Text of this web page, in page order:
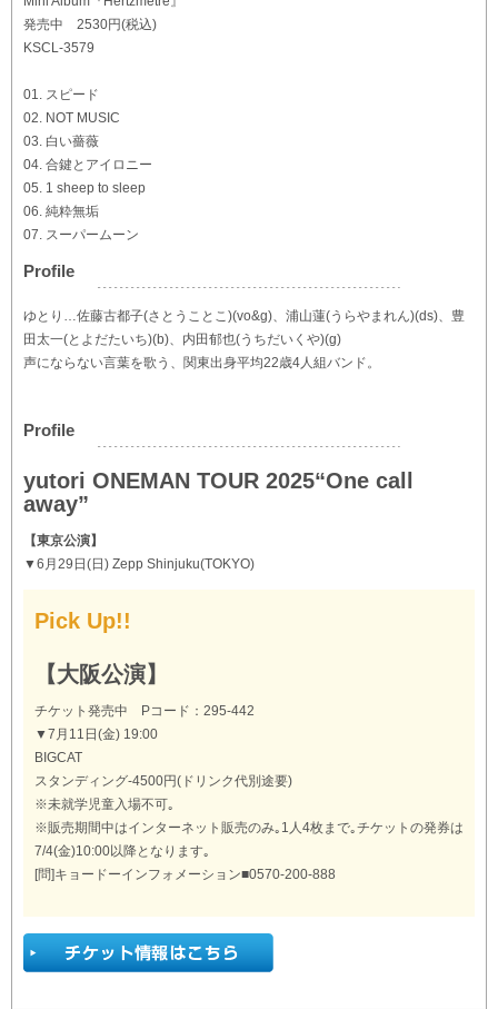
発売中 2530円(税込)
KSCL-3579
01. スピード
02. NOT MUSIC
03. 白い薔薇
04. 合鍵とアイロニー
05. 1 sheep to sleep
06. 純粋無垢
07. スーパームーン
Profile
ゆとり…佐藤古都子(さとうことこ)(vo&g)、浦山蓮(うらやまれん)(ds)、豊
田太一(とよだたいち)(b)、内田郁也(うちだいくや)(g)
声にならない言葉を歌う、関東出身平均22歳4人組バンド。
Profile
yutori ONEMAN TOUR 2025“One call
away”
【東京公演】
▼6月29日(日) Zepp Shinjuku(TOKYO)
Pick Up!!
【大阪公演】
チケット発売中 Pコード：295-442
▼7月11日(金) 19:00
BIGCAT
スタンディング-4500円(ドリンク代別途要)
※未就学児童入場不可｡
※販売期間中はインターネット販売のみ｡1人4枚まで｡チケットの発券は
7/4(金)10:00以降となります｡
[問]キョードーインフォメーション■0570-200-888